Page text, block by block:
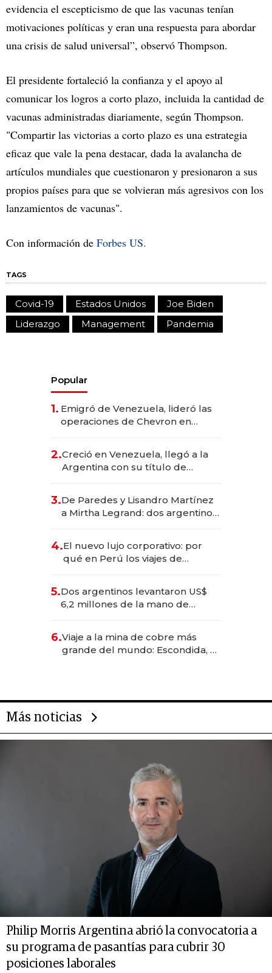
evidencia el escepticismo de que las vacunas tenían
motivaciones políticas y eran una respuesta para abordar
una crisis de salud universal”, observó Thompson.
El presidente fortaleció la confianza y el apoyo al
comunicar los logros a corto plazo, incluida la cantidad de
vacunas administradas diariamente, según Thompson.
"Compartir las victorias a corto plazo es una estrategia
eficaz que vale la pena destacar, dada la avalancha de
artículos mundiales que cuestionaron y presionaron a sus
propios países para que se volvieran más agresivos con los
lanzamientos de vacunas".
Con información de Forbes US.
TAGS
Covid-19 Estados Unidos
Joe Biden
Liderazgo
Management Pandemia
Popular
1. Emigró de Venezuela, lideró las
operaciones de Chevron en
2.Creció en Venezuela, llegó a la
Argentina con su título de
las marcas "fast premium"
3.De Paredes y Lisandro Martínez
a Mirtha Legrand: dos argentinos
4.El nuevo lujo corporativo: por
qué en Perú los viajes de
para convertirse en experiencias
transformadoras
5.Dos argentinos levantaron US$
6,2 millones de la mano de
6.Viaje a la mina de cobre más
grande del mundo: Escondida, el
Más noticias
Philip Morris Argentina abrió la convocatoria a
su programa de pasantías para cubrir 30
posiciones laborales